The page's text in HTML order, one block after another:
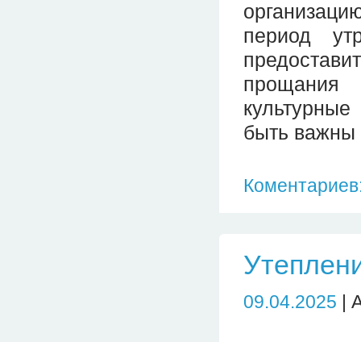
период
быть
09.04.2025 |